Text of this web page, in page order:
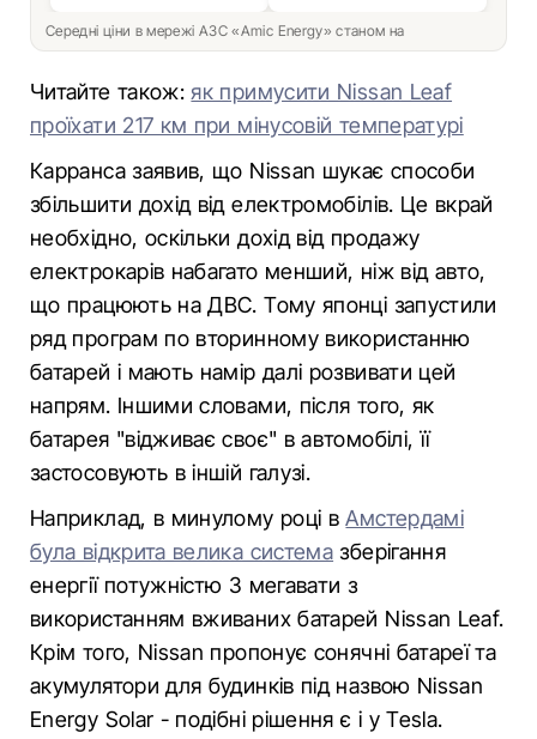
Середні ціни в мережі АЗС «Amic Energy» станом на
Читайте також: як примусити Nissan Leaf
проїхати 217 км при мінусовій температурі
Карранса заявив, що Nissan шукає способи
збільшити дохід від електромобілів. Це вкрай
необхідно, оскільки дохід від продажу
електрокарів набагато менший, ніж від авто,
що працюють на ДВС. Тому японці запустили
ряд програм по вторинному використанню
батарей і мають намір далі розвивати цей
напрям. Іншими словами, після того, як
батарея "відживає своє" в автомобілі, її
застосовують в іншій галузі.
Наприклад, в минулому році вАмстердамі
була відкрита велика система зберігання
енергії потужністю 3 мегавати з
використанням вживаних батарей Nissan Leaf.
Крім того, Nissan пропонує сонячні батареї та
акумулятори для будинків під назвою Nissan
Energy Solar - подібні рішення є і у Tesla.